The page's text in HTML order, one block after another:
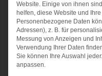
Bierprobe im
stellen
Website. Einige von ihnen
helfen, diese Website und
Personenbezogene Daten
Adressen), z. B. für
Messung von Anzeigen und
Verwendung Ihrer Daten
Sie können Ihre Auswahl
anpassen.